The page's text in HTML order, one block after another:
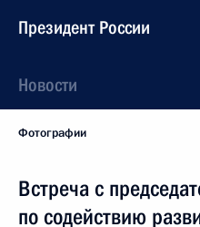
Президент России
Новости
Фотографии
Встреча с
по содействию